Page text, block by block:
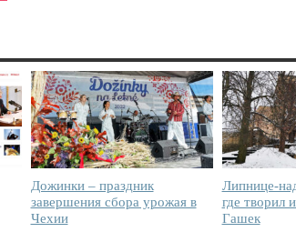
Дожинки – праздник
завершения сбора урожая в
Чехии
Липнице-
где творил
Гашек